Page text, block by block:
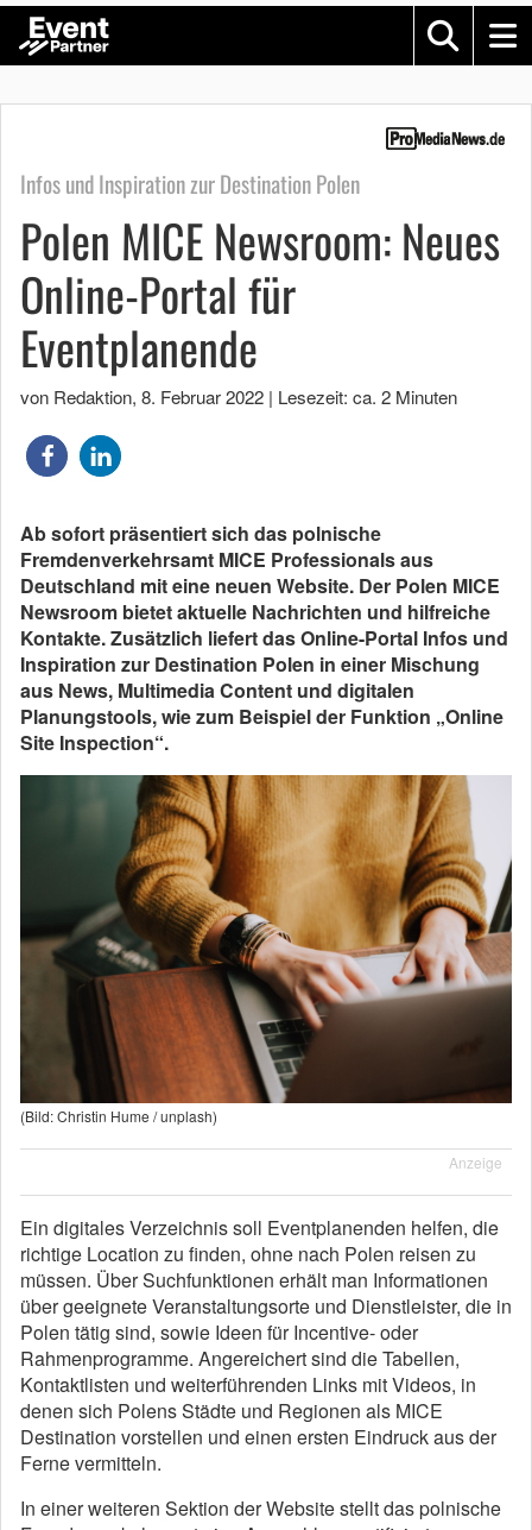
Infos und Inspiration zur Destination Polen
Polen MICE Newsroom: Neues
Online-Portal für
Eventplanende
von Redaktion, 8. Februar 2022 | Lesezeit: ca. 2 Minuten
Ab sofort präsentiert sich das polnische
Fremdenverkehrsamt MICE Professionals aus
Deutschland mit eine neuen Website. Der Polen MICE
Newsroom bietet aktuelle Nachrichten und hilfreiche
Kontakte. Zusätzlich liefert das Online-Portal Infos und
Inspiration zur Destination Polen in einer Mischung
aus News, Multimedia Content und digitalen
Planungstools, wie zum Beispiel der Funktion „Online
Site Inspection“.
(Bild: Christin Hume / unplash)
Anzeige
Ein digitales Verzeichnis soll Eventplanenden helfen, die
richtige Location zu finden, ohne nach Polen reisen zu
müssen. Über Suchfunktionen erhält man Informationen
über geeignete Veranstaltungsorte und Dienstleister, die in
Polen tätig sind, sowie Ideen für Incentive- oder
Rahmenprogramme. Angereichert sind die Tabellen,
Kontaktlisten und weiterführenden Links mit Videos, in
denen sich Polens Städte und Regionen als MICE
Destination vorstellen und einen ersten Eindruck aus der
Ferne vermitteln.
In einer weiteren Sektion der Website stellt das polnische